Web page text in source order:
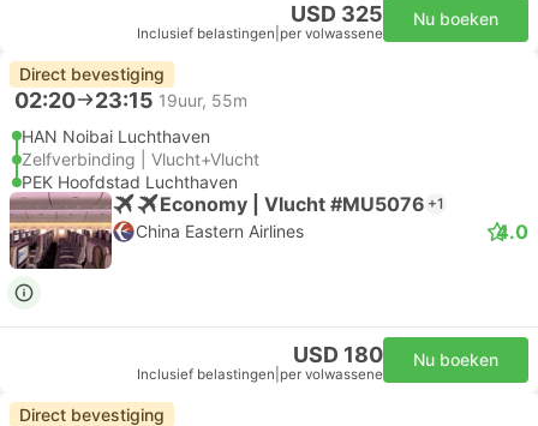
USD 325
Inclusief belastingen per volwassene
Nu boeken
Direct bevestiging
02:20 23:15 19uur, 55m
HAN Noibai Luchthaven
Zelfverbinding | Vlucht+Vlucht
PEK Hoofdstad Luchthaven
Economy | Vlucht #MU5076 +1
China Eastern Airlines 4.0
USD 180
Inclusief belastingen per volwassene
Nu boeken
Direct bevestiging